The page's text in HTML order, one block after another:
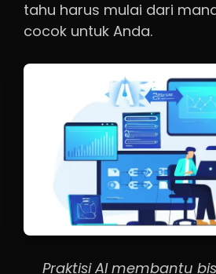
tahu harus mulai dari
cocok untuk Anda.
Praktisi AI membantu